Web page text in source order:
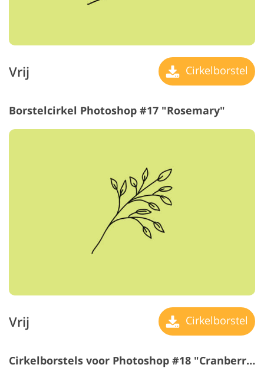
Vrij Cirkelborstel
Borstelcirkel Photoshop #17 "Rosemary"
Vrij Cirkelborstel
Cirkelborstels voor Photoshop #18 "Cranberry"